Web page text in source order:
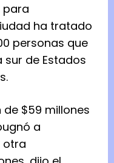
para
ha tratado
personas que
de Estados
$59 millones
a
otra